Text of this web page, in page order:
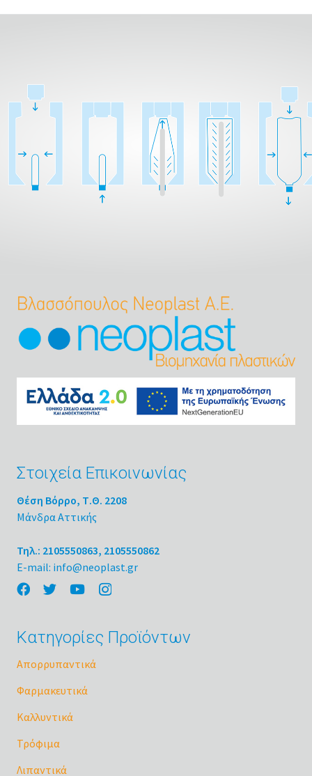
Στοιχεία Επικοινωνίας
Θέση Βόρρο, Τ.Θ. 2208
Μάνδρα Αττικής
Τηλ.: 2105550863, 2105550862
E-mail: info@neoplast.gr
Κατηγορίες Προϊόντων
Απορρυπαντικά
Φαρμακευτικά
Καλλυντικά
Τρόφιμα
Λιπαντικά